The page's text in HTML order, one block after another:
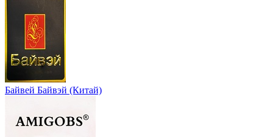
Байвей Байвэй (Китай)